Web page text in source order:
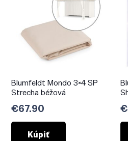
Blumfeldt Mondo 3×4 SP
Strecha béžová
€67.90
Kúpiť
€